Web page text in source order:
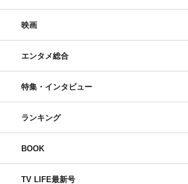
映画
エンタメ総合
特集・インタビュー
ランキング
BOOK
TV LIFE最新号